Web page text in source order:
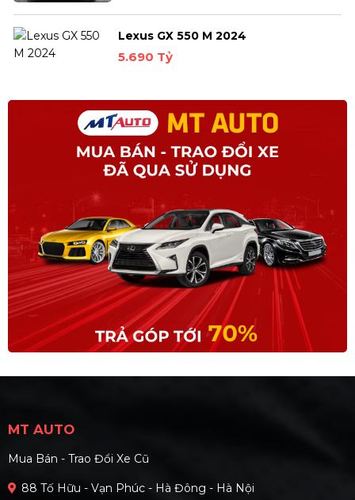
Lexus GX 550 M 2024
5.690 Tỷ
MT AUTO
Mua Bán - Trao Đổi Xe Cũ
88 Tố Hữu - Vạn Phúc - Hà Đông - Hà Nội